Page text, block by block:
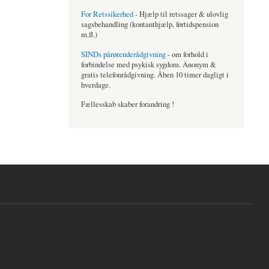
For Retssikerhed- Hjælp til retssager & ulovlig
sagsbehandling (kontanthjælp, førtidspension
m.fl.)
SINDs pårørenderådgivning- om forhold i
forbindelse med psykisk sygdom. Anonym &
gratis telefonrådgivning. Åben 10 timer dagligt i
hverdage.
Fællesskab skaber forandring !